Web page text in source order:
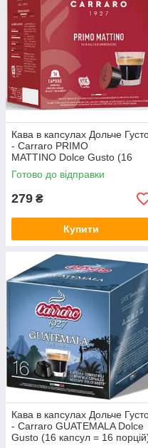
Кава в капсулах Дольче
- Carraro PRIMO
MATTINO Dolce Gusto (16
капсул = 16 порцій)
Готово до відправки
279 ₴
Купити
Кава в капсулах Дольче
- Carraro GUATEMALA Dolce
Gusto (16 капсул = 16